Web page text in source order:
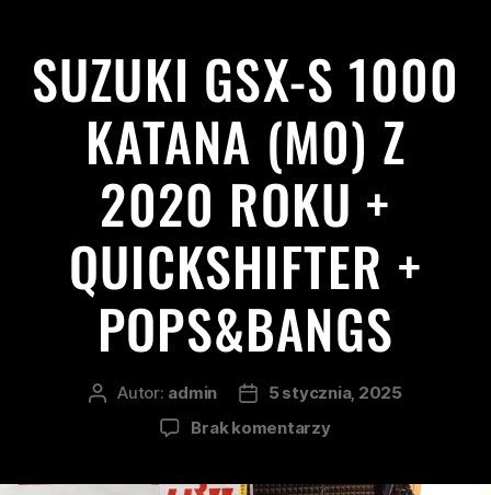
SUZUKI GSX-S 1000
KATANA (M0) Z
2020 ROKU +
QUICKSHIFTER +
POPS&BANGS
Autor: admin
5 stycznia, 2025
Brak komentarzy